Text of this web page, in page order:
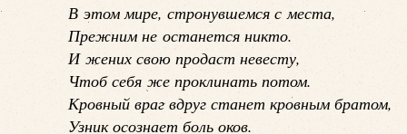
В этом мире, стронувшемся с места,
Прежним не останется никто.
И жених свою продаст невесту,
Чтоб себя же проклинать потом.
Кровный враг вдруг станет кровным братом,
Узник осознает боль оков.